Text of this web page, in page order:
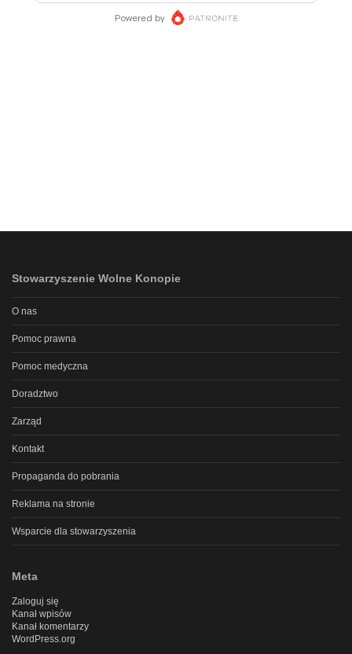
Stowarzyszenie Wolne Konopie
O nas
Pomoc prawna
Pomoc medyczna
Doradztwo
Zarząd
Kontakt
Propaganda do pobrania
Reklama na stronie
Wsparcie dla stowarzyszenia
Meta
Zaloguj się
Kanał wpisów
Kanał komentarzy
WordPress.org